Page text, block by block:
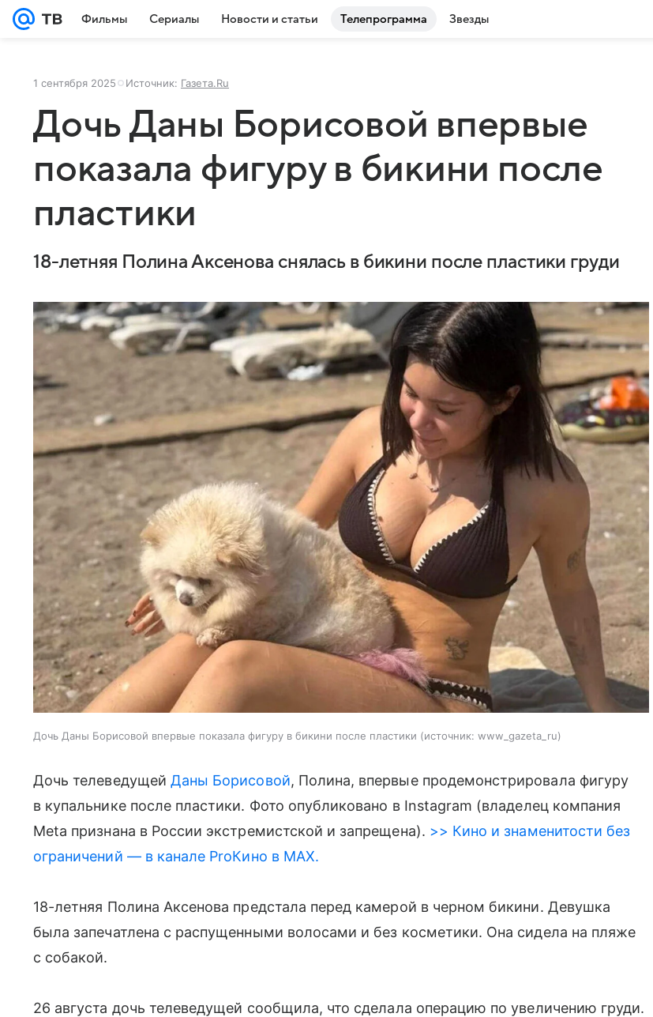
Фильмы Сериалы Новости и статьи Телепрограмма Звезды
1 сентября 2025 Источник: Газета.Ru
Дочь Даны Борисовой впервые
показала фигуру в бикини после
пластики
18-летняя Полина Аксенова снялась в бикини после пластики груди
Дочь Даны Борисовой впервые показала фигуру в бикини после пластики источник: www_gazeta_ru
Дочь телеведущей Даны Борисовой, Полина, впервые продемонстрировала фигуру
в купальнике после пластики. Фото опубликовано в Instagram (владелец компания
Meta признана в России экстремистской и запрещена). >> Кино и знаменитости без
ограничений — в канале ProКино в MAX.
18-летняя Полина Аксенова предстала перед камерой в черном бикини. Девушка
была запечатлена с распущенными волосами и без косметики. Она сидела на пляже
с собакой.
26 августа дочь телеведущей сообщила, что сделала операцию по увеличению груди.